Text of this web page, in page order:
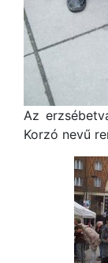
Az
Korzó nevű